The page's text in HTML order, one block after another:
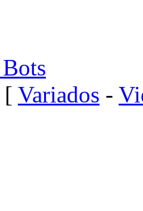
[ Variados -